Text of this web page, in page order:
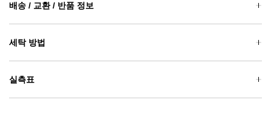
배송 / 교환 / 반품 정보
세탁 방법
실측표